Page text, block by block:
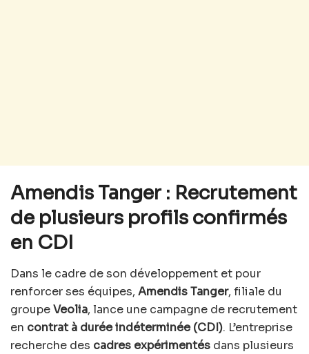
Amendis Tanger : Recrutement
de plusieurs profils confirmés
en CDI
Dans le cadre de son développement et pour
renforcer ses équipes, Amendis Tanger, filiale du
groupeVeolia, lance une campagne de recrutement
en contrat à durée indéterminée (CDI). L’entreprise
recherche des cadres expérimentés dans plusieurs